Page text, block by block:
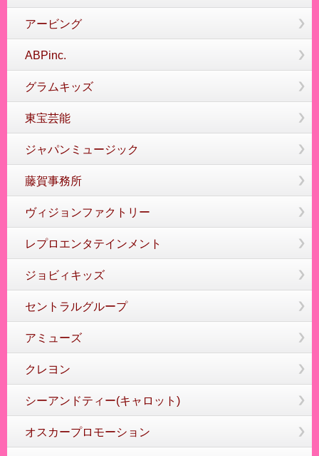
アービング
ABPinc.
グラムキッズ
東宝芸能
ジャパンミュージック
藤賀事務所
ヴィジョンファクトリー
レプロエンタテインメント
ジョビィキッズ
セントラルグループ
アミューズ
クレヨン
シーアンドティー(キャロット)
オスカープロモーション